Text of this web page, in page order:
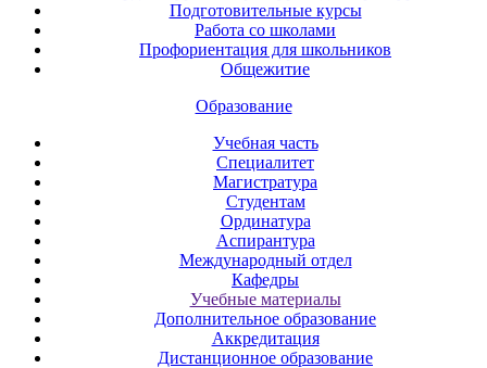
Подготовительные курсы
Работа со школами
Профориентация для школьников
Общежитие
Образование
Учебная часть
Специалитет
Магистратура
Студентам
Ординатура
Аспирантура
Международный отдел
Кафедры
Учебные материалы
Дополнительное образование
Аккредитация
Дистанционное образование